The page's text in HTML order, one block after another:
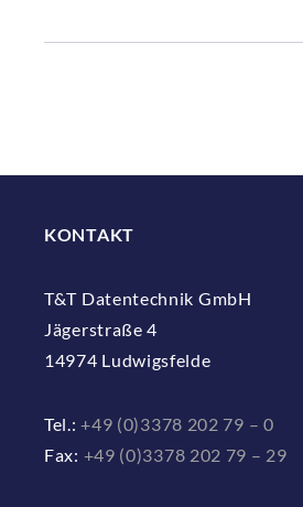
KONTAKT
T&T Datentechnik GmbH
Jägerstraße 4
14974 Ludwigsfelde
Tel.:+49 (0)3378 202 79 – 0
Fax: +49 (0)3378 202 79 – 29